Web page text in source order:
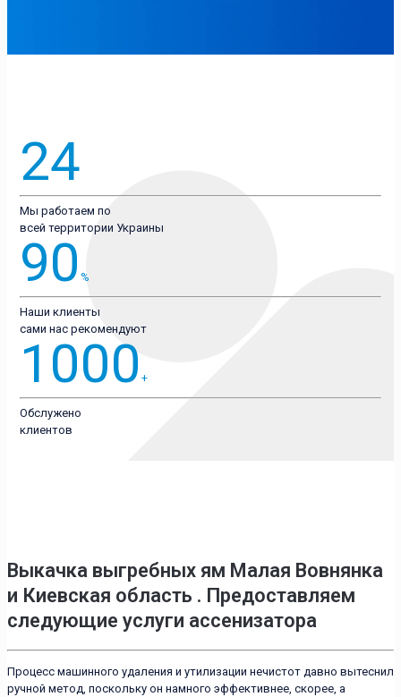
24
Мы работаем по
всей территории Украины
90 %
Наши клиенты
сами нас рекомендуют
1000 +
Обслужено
клиентов
Выкачка выгребных ям Малая Вовнянка
и Киевская область . Предоставляем
следующие услуги ассенизатора
Процесс машинного удаления и утилизации нечистот давно вытеснил
ручной метод, поскольку он намного эффективнее, скорее, а